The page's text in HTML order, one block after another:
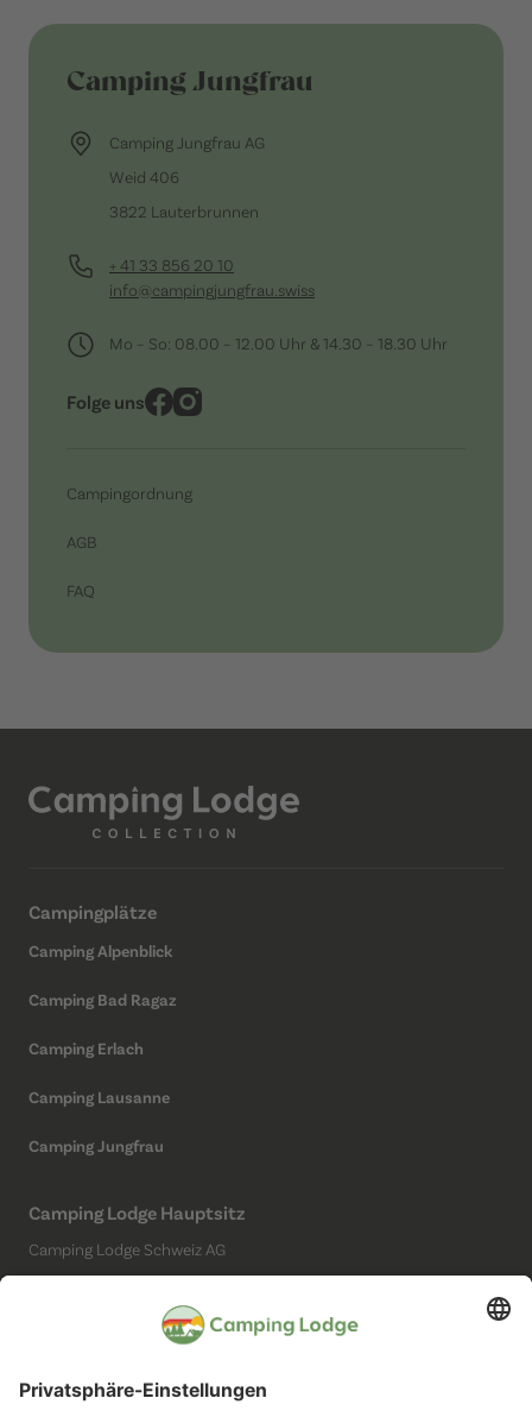
Camping Jungfrau
Camping Jungfrau AG
Weid 406
3822 Lauterbrunnen
+ 41 33 856 20 10
info@campingjungfrau.swiss
Mo – So: 08.00 – 12.00 Uhr & 14.30 – 18.30 Uhr
Folge uns
Campingordnung
AGB
FAQ
Campingplätze
Camping Alpenblick
Camping Bad Ragaz
Camping Erlach
Camping Lausanne
Camping Jungfrau
Camping Lodge Hauptsitz
Camping Lodge Schweiz AG
Social Media